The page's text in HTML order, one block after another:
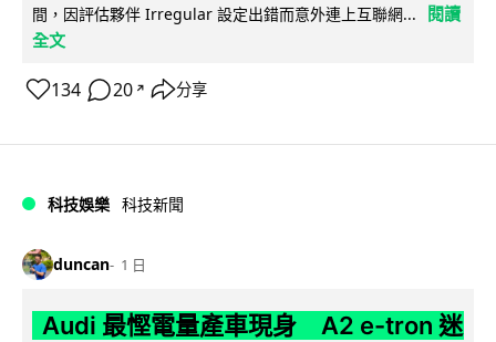
間，因評估夥伴 Irregular 設定出錯而意外連上互聯網...
閱讀
全文
134 20 ↗ 分享
科技娛樂 科技新聞
duncan 1 日
Audi 最慳電量產車現身 A2 e-tron 迷